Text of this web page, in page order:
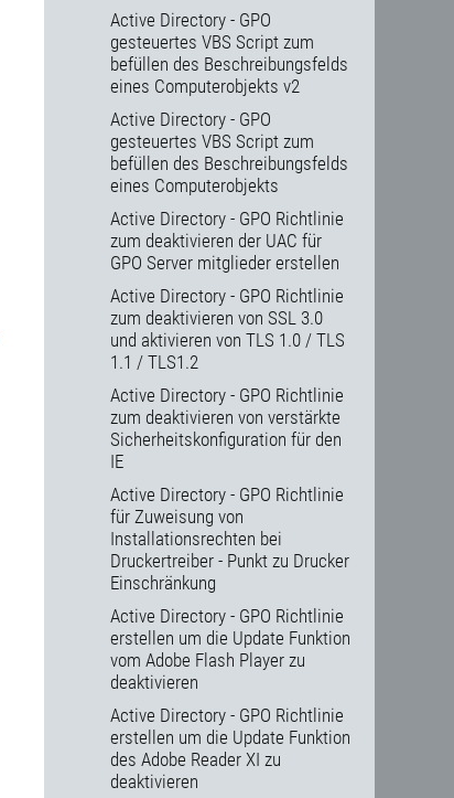
Active Directory - GPO
gesteuertes VBS Script zum
befüllen des Beschreibungsfelds
eines Computerobjekts v2
Active Directory - GPO
gesteuertes VBS Script zum
befüllen des Beschreibungsfelds
eines Computerobjekts
Active Directory - GPO Richtlinie
zum deaktivieren der UAC für
GPO Server mitglieder erstellen
Active Directory - GPO Richtlinie
zum deaktivieren von SSL 3.0
und aktivieren von TLS 1.0 / TLS
1.1 / TLS1.2
Active Directory - GPO Richtlinie
zum deaktivieren von verstärkte
Sicherheitskonfiguration für den
IE
Active Directory - GPO Richtlinie
für Zuweisung von
Installationsrechten bei
Druckertreiber - Punkt zu Drucker
Einschränkung
Active Directory - GPO Richtlinie
erstellen um die Update Funktion
vom Adobe Flash Player zu
deaktivieren
Active Directory - GPO Richtlinie
erstellen um die Update Funktion
des Adobe Reader XI zu
deaktivieren